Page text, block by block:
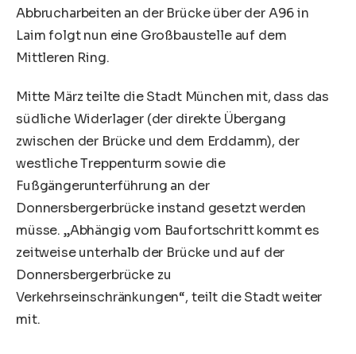
Abbrucharbeiten an der Brücke über der A96 in
Laim folgt nun eine Großbaustelle auf dem
Mittleren Ring.
Mitte März teilte die Stadt München mit, dass das
südliche Widerlager (der direkte Übergang
zwischen der Brücke und dem Erddamm), der
westliche Treppenturm sowie die
Fußgängerunterführung an der
Donnersbergerbrücke instand gesetzt werden
müsse. „Abhängig vom Baufortschritt kommt es
zeitweise unterhalb der Brücke und auf der
Donnersbergerbrücke zu
Verkehrseinschränkungen“, teilt die Stadt weiter
mit.